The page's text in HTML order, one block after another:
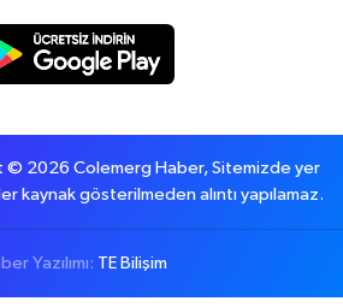
© 2026 Colemerg Haber, Sitemizde yer
kaynak gösterilmeden alıntı yapılamaz.
Yazılımı: TE Bilişim